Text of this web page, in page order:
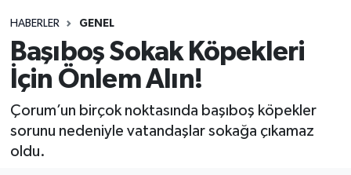
HABERLER GENEL
Başıboş Sokak Köpekleri
İçin Önlem Alın!
Çorum’un birçok noktasında başıboş köpekler
sorunu nedeniyle vatandaşlar sokağa çıkamaz
oldu.
Süper Lig Puan Durumu ve Fikstür
Tüm Manşetler
Son Dakika Haberleri